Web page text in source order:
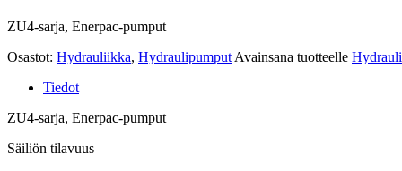
ZU4-sarja, Enerpac-pumput
Osastot: Hydrauliikka, Hydraulipumput Avainsana tuotteelle
Tiedot
ZU4-sarja, Enerpac-pumput
Säiliön tilavuus